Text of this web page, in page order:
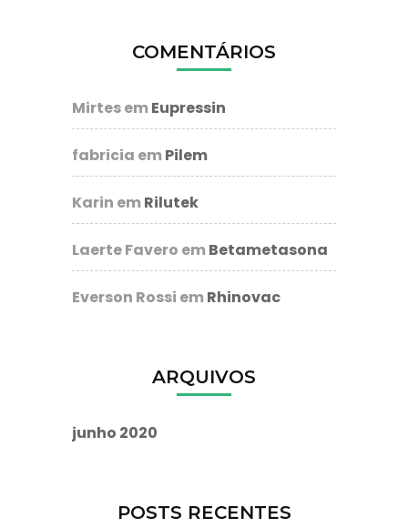
COMENTÁRIOS
Mirtesem Eupressin
fabricia em Pilem
Karin em Rilutek
Laerte Favero em Betametasona
Everson Rossi em Rhinovac
ARQUIVOS
junho 2020
POSTS RECENTES